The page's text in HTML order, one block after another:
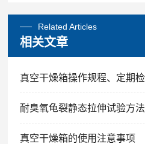
Related Articles
相关文章
真空干燥箱操作规程、定期
耐臭氧龟裂静态拉伸试验方法
真空干燥箱的使用注意事项